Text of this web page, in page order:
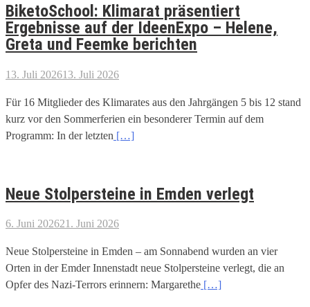
BiketoSchool: Klimarat präsentiert
Ergebnisse auf der IdeenExpo – Helene,
Greta und Feemke berichten
13. Juli 202613. Juli 2026
Für 16 Mitglieder des Klimarates aus den Jahrgängen 5 bis 12 stand
kurz vor den Sommerferien ein besonderer Termin auf dem
Programm: In der letzten […]
Neue Stolpersteine in Emden verlegt
6. Juni 202621. Juni 2026
Neue Stolpersteine in Emden – am Sonnabend wurden an vier
Orten in der Emder Innenstadt neue Stolpersteine verlegt, die an
Opfer des Nazi-Terrors erinnern: Margarethe […]